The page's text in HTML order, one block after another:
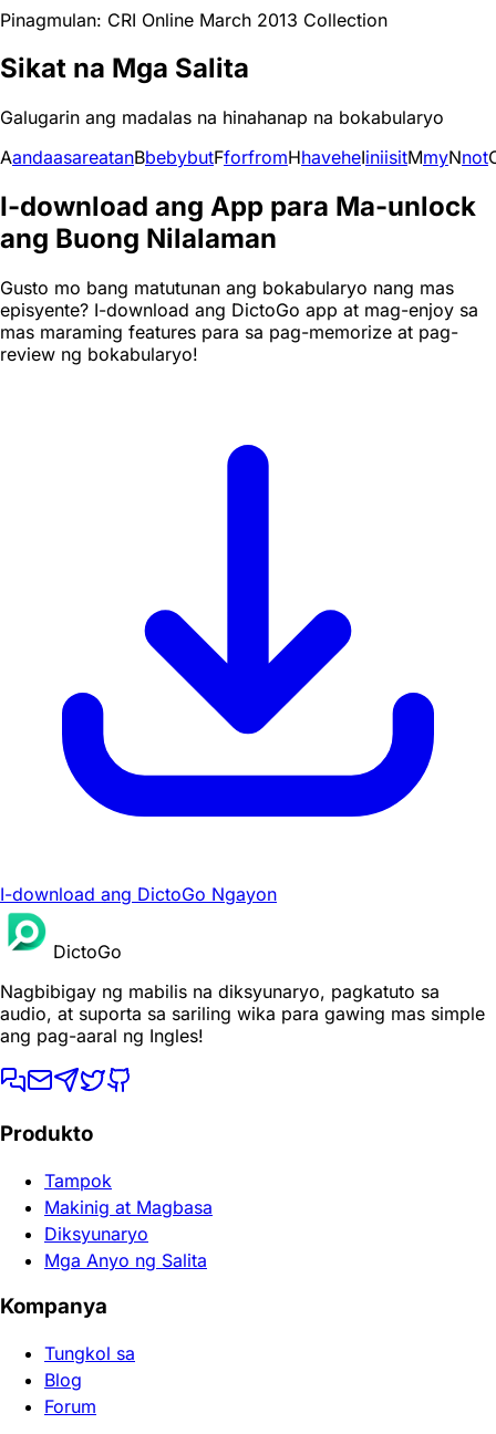
Pinagmulan: CRI Online March 2013 Collection
Sikat na Mga Salita
Galugarin ang madalas na hinahanap na bokabularyo
AandaasareatanBbebybutFforfromHhaveheIiniisitMmyNnot
I-download ang App para Ma-unlock
ang Buong Nilalaman
Gusto mo bang matutunan ang bokabularyo nang mas
episyente? I-download ang DictoGo app at mag-enjoy sa
mas maraming features para sa pag-memorize at pag-
review ng bokabularyo!
I-download ang DictoGo Ngayon
DictoGo
Nagbibigay ng mabilis na diksyunaryo, pagkatuto sa
audio, at suporta sa sariling wika para gawing mas simple
ang pag-aaral ng Ingles!
Produkto
Tampok
Makinig at Magbasa
Diksyunaryo
Mga Anyo ng Salita
Kompanya
Tungkol sa
Blog
Forum